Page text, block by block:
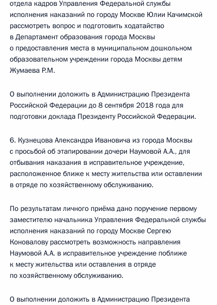
отдела кадров Управления Федеральной службы
исполнения наказаний по городу Москве Юлии Качимской
рассмотреть вопрос и подготовить ходатайство
в Департамент образования города Москвы
о предоставления места в муниципальном дошкольном
образовательном учреждении города Москвы детям
Жумаева Р.М.
О выполнении доложить в Администрацию Президента
Российской Федерации до 8 сентября 2018 года для
подготовки доклада Президенту Российской Федерации.
6. Кузнецова Александра Ивановича из города Москвы
с просьбой об этапировании дочери Наумовой А.А., для
отбывания наказания в исправительное учреждение,
расположенное ближе к месту жительства или оставлении
в отряде по хозяйственному обслуживанию.
По результатам личного приёма дано поручение первому
заместителю начальника Управления Федеральной службы
исполнения наказаний по городу Москве Сергею
Коновалову рассмотреть возможность направления
Наумовой А.А. в исправительное учреждение поближе
к месту жительства или оставления в отряде
по хозяйственному обслуживанию.
О выполнении доложить в Администрацию Президента